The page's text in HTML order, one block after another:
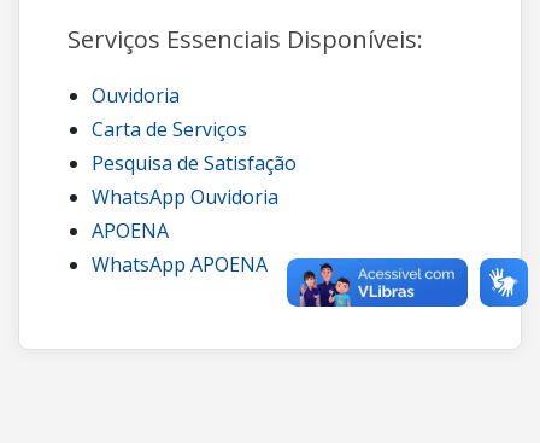
Serviços Essenciais Disponíveis:
Ouvidoria
Carta de Serviços
Pesquisa de Satisfação
WhatsApp Ouvidoria
APOENA
WhatsApp APOENA